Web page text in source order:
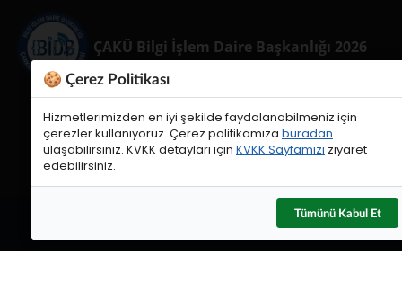
ÇAKÜ Bilgi İşlem Daire Başkanlığı 2026
🍪 Çerez Politikası
Hizmetlerimizden en iyi şekilde faydalanabilmeniz için
çerezler kullanıyoruz. Çerez politikamıza buradan
ulaşabilirsiniz. KVKK detayları için KVKK Sayfamızı ziyaret
edebilirsiniz.
Tümünü Kabul Et